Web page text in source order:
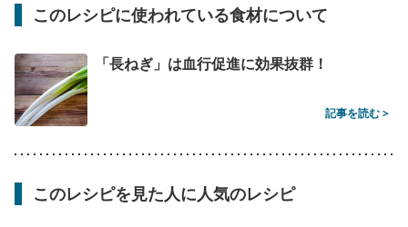
このレシピに使われている食材について
「長ねぎ」は血行促進に効果抜群！
記事を読む >
このレシピを見た人に人気のレシピ